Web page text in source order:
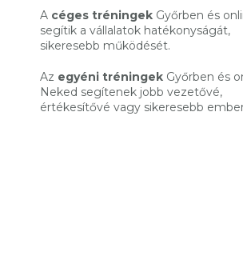
A céges tréningek Győrben és
segítik a vállalatok hatékonyságát,
sikeresebb működését.
Az egyéni tréningek Győrben és
Neked segítenek jobb vezetővé,
értékesítővé vagy sikeresebb